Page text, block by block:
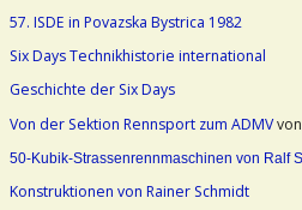
57. ISDE in Povazska Bystrica 1982
Six Days Technikhistorie international
Geschichte der Six Days
Von der Sektion Rennsport zum ADMV
50-Kubik-Strassenrennmaschinen von Ralf
Konstruktionen von Rainer Schmidt